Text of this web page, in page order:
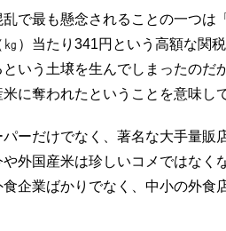
で最も懸念されることの一つは
）当たり341円という高額な関
いう土壌を生んでしまったのだ
に奪われたということを意味し
ーだけでなく、著名な大手量販
外国産米は珍しいコメではなく
企業ばかりでなく、中小の外食